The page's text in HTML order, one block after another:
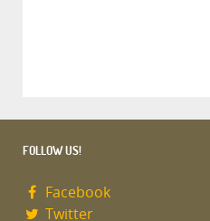
FOLLOW US!
Facebook
Twitter